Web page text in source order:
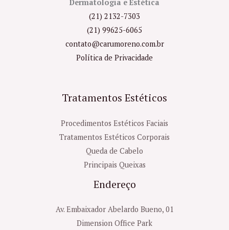
Dermatologia e Estética
(21) 2132-7303
(21) 99625-6065
contato@carumoreno.com.br
Política de Privacidade
Tratamentos Estéticos
Procedimentos Estéticos Faciais
Tratamentos Estéticos Corporais
Queda de Cabelo
Principais Queixas
Endereço
Av. Embaixador Abelardo Bueno, 01
Dimension Office Park